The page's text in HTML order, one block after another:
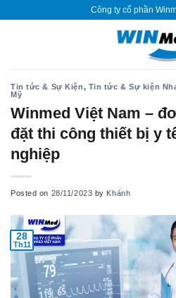
Công ty cổ phần
Tin tức & Sự Kiện, Tin tức & Sự kiện
Mỹ
Winmed Việt Nam –
đặt thi công thiết bị y
nghiệp
Posted on 28/11/2023 by Khánh
28
Th11